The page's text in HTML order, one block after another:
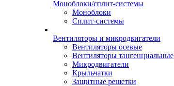
Моноблоки/сплит-системы
Моноблоки
Сплит-системы
Вентиляторы и микродвигатели
Вентиляторы осевые
Вентиляторы тангенциальные
Микродвигатели
Крыльчатки
Защитные решетки